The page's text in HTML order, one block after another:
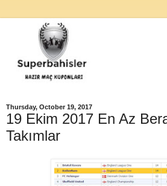
Thursday, October 19, 2017
19 Ekim 2017 En Az
Takımlar